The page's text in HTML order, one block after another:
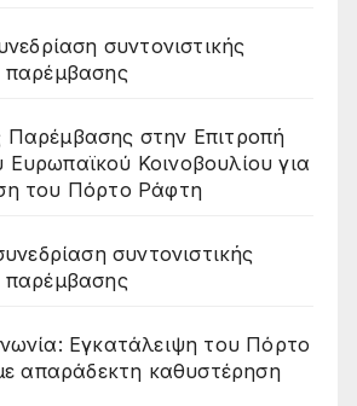
συντονιστικής
παρέμβασης
στην Επιτροπή
Κοινοβουλίου για
του Πόρτο Ράφτη
συντονιστικής
παρέμβασης
Εγκατάλειψη του Πόρτο
απαράδεκτη καθυστέρηση